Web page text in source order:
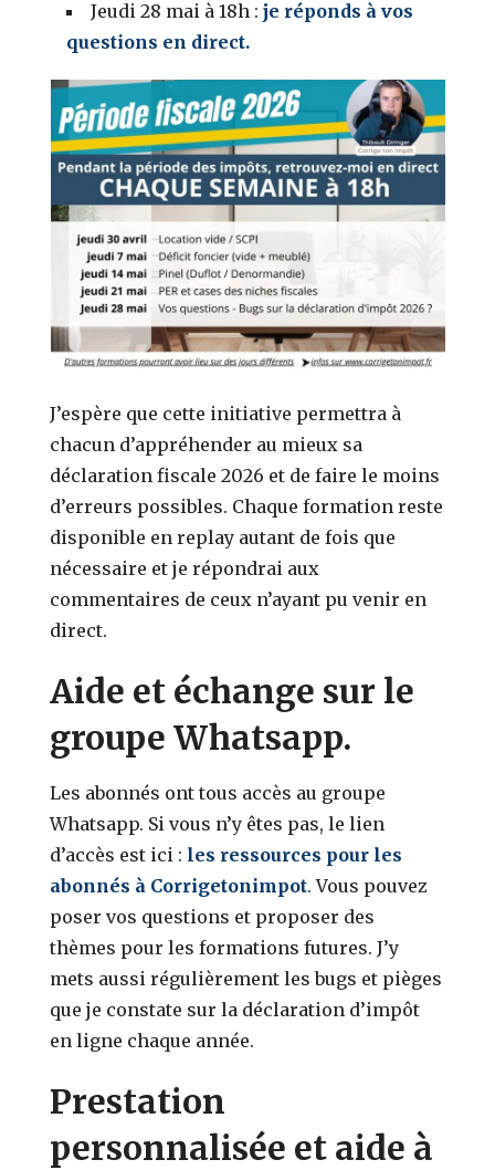
Jeudi 28 mai à 18h :je réponds à vos
questions en direct.
J’espère que cette initiative permettra à
chacun d’appréhender au mieux sa
déclaration fiscale 2026 et de faire le moins
d’erreurs possibles. Chaque formation reste
disponible en replay autant de fois que
nécessaire et je répondrai aux
commentaires de ceux n’ayant pu venir en
direct.
Aide et échange sur le
groupe Whatsapp.
Les abonnés ont tous accès au groupe
Whatsapp. Si vous n’y êtes pas, le lien
d’accès est ici : les ressources pour les
abonnés à Corrigetonimpot. Vous pouvez
poser vos questions et proposer des
thèmes pour les formations futures. J’y
mets aussi régulièrement les bugs et pièges
que je constate sur la déclaration d’impôt
en ligne chaque année.
Prestation
personnalisée et aide à